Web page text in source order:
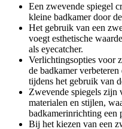
Een zwevende spiegel
kleine badkamer door
Het gebruik van een
voegt esthetische
als eyecatcher.
Verlichtingsopties voor
de badkamer
tijdens het gebruik van
Zwevende spiegels zijn
materialen en stijlen,
badkamerinrichting een
Bij het kiezen van een